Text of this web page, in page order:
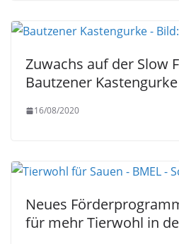
Zuwachs auf der Slow
Bautzener Kastengurke
16/08/2020
Neues
für mehr Tierwohl in